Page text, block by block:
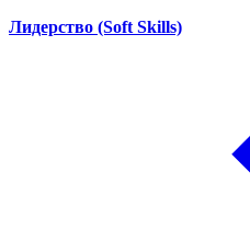
Лидерство (Soft Skills)